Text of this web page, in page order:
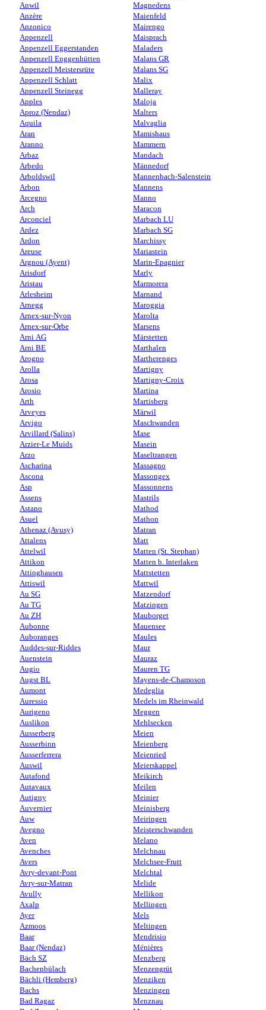
Anwil
Anzère
Anzonico
Appenzell
Appenzell Eggerstanden
Appenzell Enggenhütten
Appenzell Meistersrüte
Appenzell Schlatt
Appenzell Steinegg
Apples
Aproz (Nendaz)
Aquila
Aran
Aranno
Arbaz
Arbedo
Arboldswil
Arbon
Arcegno
Arch
Arconciel
Ardez
Ardon
Areuse
Argnou (Ayent)
Arisdorf
Aristau
Arlesheim
Arnegg
Arnex-sur-Nyon
Arnex-sur-Orbe
Arni AG
Arni BE
Arogno
Arolla
Arosa
Arosio
Arth
Arveyes
Arvigo
Arvillard (Salins)
Arzier-Le Muids
Arzo
Ascharina
Ascona
Asp
Assens
Astano
Asuel
Athenaz (Avusy)
Attalens
Attelwil
Attikon
Attinghausen
Attiswil
Au SG
Au TG
Au ZH
Aubonne
Auboranges
Auddes-sur-Riddes
Auenstein
Augio
Augst BL
Aumont
Auressio
Aurigeno
Auslikon
Ausserberg
Ausserbinn
Ausserferrera
Auswil
Autafond
Autavaux
Autigny
Auvernier
Auw
Avegno
Aven
Avenches
Avers
Avry-devant-Pont
Avry-sur-Matran
Avully
Axalp
Ayer
Azmoos
Baar
Baar (Nendaz)
Bäch SZ
Bachenbülach
Bächli (Hemberg)
Bachs
Bad Ragaz
Magnedens
Maienfeld
Mairengo
Maisprach
Maladers
Malans GR
Malans SG
Malix
Malleray
Maloja
Malters
Malvaglia
Mamishaus
Mammern
Mandach
Männedorf
Mannenbach-Salenstein
Mannens
Manno
Maracon
Marbach LU
Marbach SG
Marchissy
Mariastein
Marin-Epagnier
Marly
Marmorera
Marnand
Maroggia
Marolta
Marsens
Märstetten
Marthalen
Martherenges
Martigny
Martigny-Croix
Martina
Martisberg
Märwil
Maschwanden
Mase
Masein
Maseltrangen
Massagno
Massongex
Massonnens
Mastrils
Mathod
Mathon
Matran
Matt
Matten (St. Stephan)
Matten b. Interlaken
Mattstetten
Mattwil
Matzendorf
Matzingen
Mauborget
Mauensee
Maules
Maur
Mauraz
Mauren TG
Mayens-de-Chamoson
Medeglia
Medels im Rheinwald
Meggen
Mehlsecken
Meien
Meienberg
Meienried
Meierskappel
Meikirch
Meilen
Meinier
Meinisberg
Meiringen
Meisterschwanden
Melano
Melchnau
Melchsee-Frutt
Melchtal
Melide
Mellikon
Mellingen
Mels
Meltingen
Mendrisio
Ménières
Menzberg
Menzengrüt
Menziken
Menzingen
Menznau